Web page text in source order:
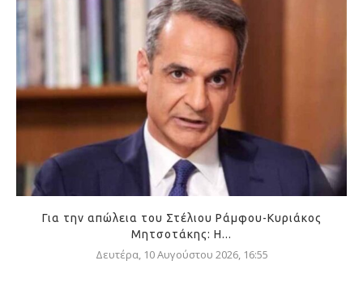
Για την απώλεια του Στέλιου Ράμφου-Κυριάκος
Μητσοτάκης: Η...
Δευτέρα, 10 Αυγούστου 2026, 16:55